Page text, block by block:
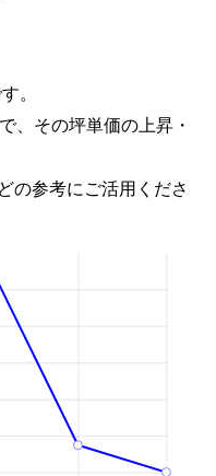
。
、その坪単価の上昇・
の参考にご活用くださ